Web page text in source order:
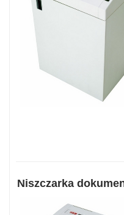
Niszczarka